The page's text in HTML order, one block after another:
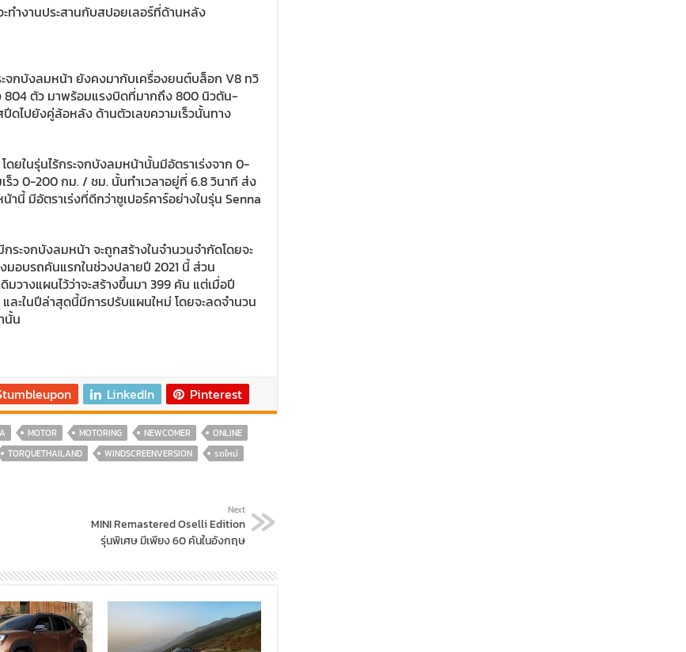
ทำงานประสานกับสปอยเลอร์ที่ด้านหลัง
จกบังลมหน้า ยังคงมากับเครื่องยนต์บล็อก V8 ทวิ
804 ตัว มาพร้อมแรงบิดที่มากถึง 800 นิวตัน-
ไปยังคู่ล้อหลัง ด้านตัวเลขความเร็วนั้นทาง
ดยในรุ่นไร้กระจกบังลมหน้านั้นมีอัตราเร่งจาก 0-
ร็ว 0-200 กม. / ชม. นั้นทำเวลาอยู่ที่ 6.8 วินาที ส่ง
นี้ มีอัตราเร่งที่ดีกว่าซูเปอร์คาร์อย่างในรุ่น Senna
ะจกบังลมหน้า จะถูกสร้างในจำนวนจำกัดโดยจะ
มอบรถคันแรกในช่วงปลายปี 2021 นี้ ส่วน
วางแผนไว้ว่าจะสร้างขึ้นมา 399 คัน แต่เมื่อปี
ะในปีล่าสุดนี้มีการปรับแผนใหม่ โดยจะลดจำนวน
นั้น
LinkedIn
Pinterest
MOTOR MOTORING NEWCOMER
ONLINE
TORQUETHAILAND WINDSCREENVERSION
รถใหม่
Next
MINI Remastered Oselli Edition
รุ่นพิเศษ มีเพียง 60 คันในอังกฤษ